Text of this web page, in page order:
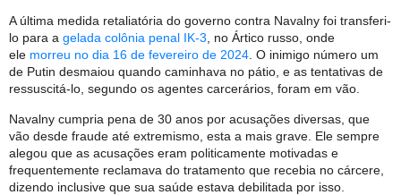
A última medida retaliatória do governo contra Navalny foi transferi-
lo para a gelada colônia penal IK-3, no Ártico russo, onde
ele morreu no dia 16 de fevereiro de 2024. O inimigo número um
de Putin desmaiou quando caminhava no pátio, e as tentativas de
ressuscitá-lo, segundo os agentes carcerários, foram em vão.
Navalny cumpria pena de 30 anos por acusações diversas, que
vão desde fraude até extremismo, esta a mais grave. Ele sempre
alegou que as acusações eram politicamente motivadas e
frequentemente reclamava do tratamento que recebia no cárcere,
dizendo inclusive que sua saúde estava debilitada por isso.